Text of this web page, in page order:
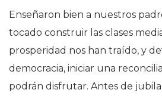
Enseñaron bien a nuestros
tocado construir las clases
prosperidad nos han traído, y
democracia, iniciar una
podrán disfrutar. Antes de